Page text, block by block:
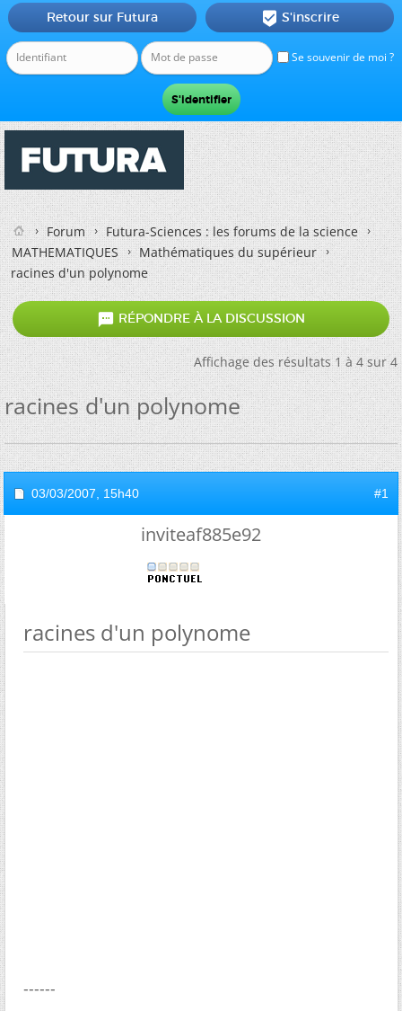
Se souvenir de moi ?
Retour sur Futura  S'inscrire
Forum
Futura-Sciences : les forums de la science
MATHEMATIQUES
Mathématiques du supérieur
racines d'un polynome
 RÉPONDRE À LA DISCUSSION
Affichage des résultats 1 à 4 sur 4
racines d'un polynome
03/03/2007, 15h40 #1
inviteaf885e92
racines d'un polynome
------